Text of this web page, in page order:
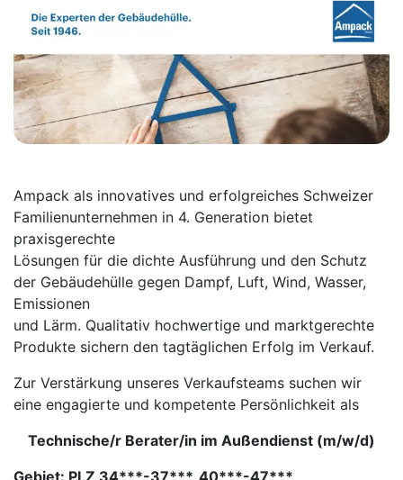
Ampack als innovatives und erfolgreiches Schweizer
Familienunternehmen in 4. Generation bietet
praxisgerechte
Lösungen für die dichte Ausführung und den Schutz
der Gebäudehülle gegen Dampf, Luft, Wind, Wasser,
Emissionen
und Lärm. Qualitativ hochwertige und marktgerechte
Produkte sichern den tagtäglichen Erfolg im Verkauf.
Zur Verstärkung unseres Verkaufsteams suchen wir
eine engagierte und kompetente Persönlichkeit als
Technische/r Berater/in im Außendienst (m/w/d)